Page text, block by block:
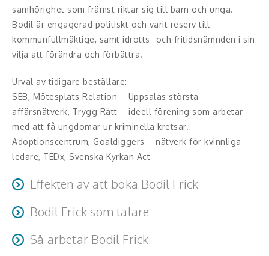
Musiker
Something a Little Different
Affärsnytta
Kända personer
Företagsledare
Författare
Idrottare och äventyrare
Kända musiker
samhörighet som främst riktar sig till barn och unga.
Bodil är engagerad politiskt och varit reserv till
kommunfullmäktige, samt idrotts- och fritidsnämnden i sin
vilja att förändra och förbättra.
Urval av tidigare beställare:
SEB, Mötesplats Relation – Uppsalas största
affärsnätverk, Trygg Rätt – ideell förening som arbetar
med att få ungdomar ur kriminella kretsar.
Adoptionscentrum, Goaldiggers – nätverk för kvinnliga
ledare, TEDx, Svenska Kyrkan Act
Effekten av att boka Bodil Frick
Målet är att åhöraren ska lämna rummet med en känsla
räckhåll och att vi har makten att styra våra liv. Att
Bodil Frick som talare
Bodil har en enorm energi, lockar till skratt, är genuin och
det hon förmedlar går rakt in i både hjärta och hjärna
Så arbetar Bodil Frick